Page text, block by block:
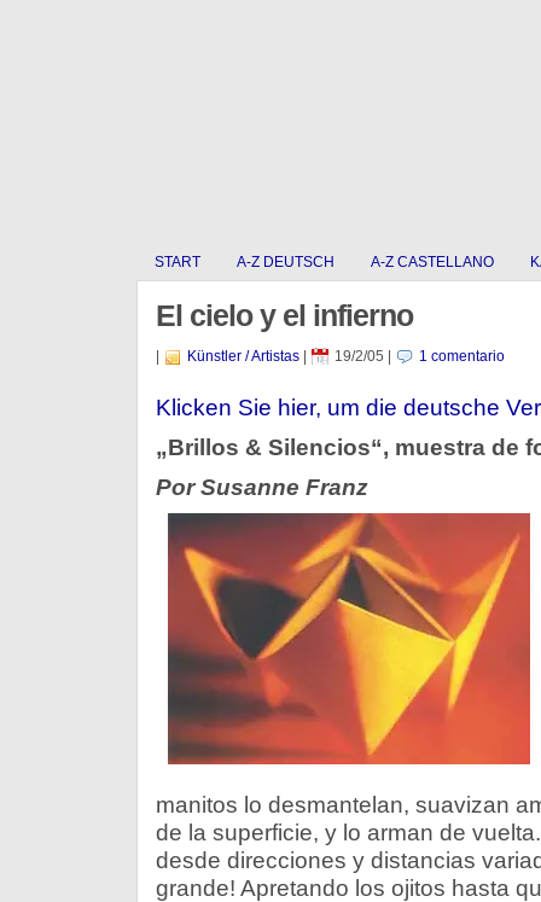
START A-Z DEUTSCH A-Z CASTELLANO
El cielo y el infierno
Künstler / Artistas| 19/2/05 1 comentario
Klicken Sie hier, um die deutsche
„Brillos & Silencios“, muestra de
Por Susanne Franz
manitos lo desmantelan, suavizan
de la superficie, y lo arman de
desde direcciones y distancias
grande! Apretando los ojitos hasta